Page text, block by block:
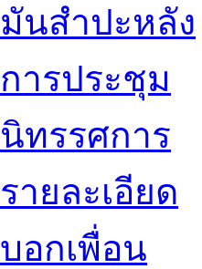
มันสำปะหลัง
การประชุม
นิทรรศการ
รายละเอียด
บอกเพื่อน